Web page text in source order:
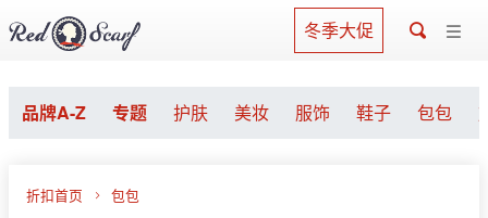
冬季大促
品牌A-Z 专题 护肤 美妆 服饰 鞋子 包包
折扣首页 包包